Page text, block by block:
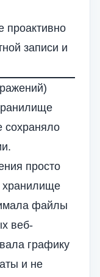
проактивно
записи и
сохраняло
просто
хранилище
файлы
веб-
графику
и не